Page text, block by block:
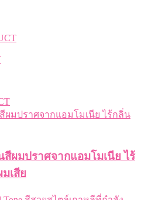
ผมปราศจากแอมโมเนีย ไร้
เสีย